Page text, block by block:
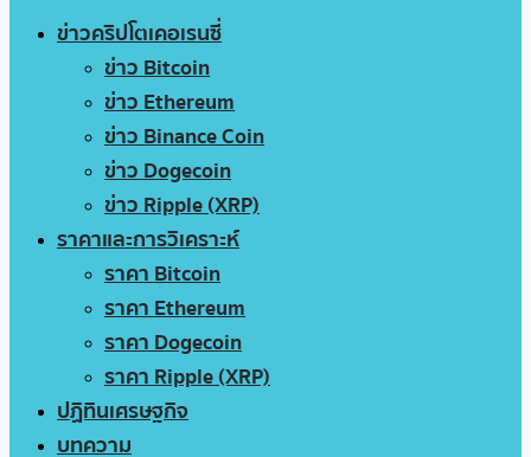
ข่าวคริปโตเคอเรนซี่
ข่าว Bitcoin
ข่าว Ethereum
ข่าว Binance Coin
ข่าว Dogecoin
ข่าว Ripple (XRP)
ราคาและการวิเคราะห์
ราคา Bitcoin
ราคา Ethereum
ราคา Dogecoin
ราคา Ripple (XRP)
ปฏิทินเศรษฐกิจ
บทความ